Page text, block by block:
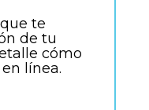
te
de tu
cómo
línea.